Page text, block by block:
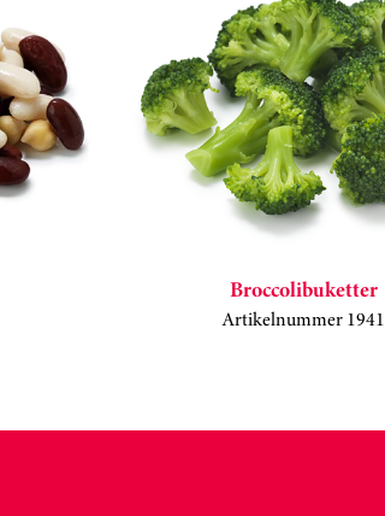
Broccolibuketter
Artikelnummer 1941